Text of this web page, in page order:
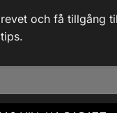
och få tillgång